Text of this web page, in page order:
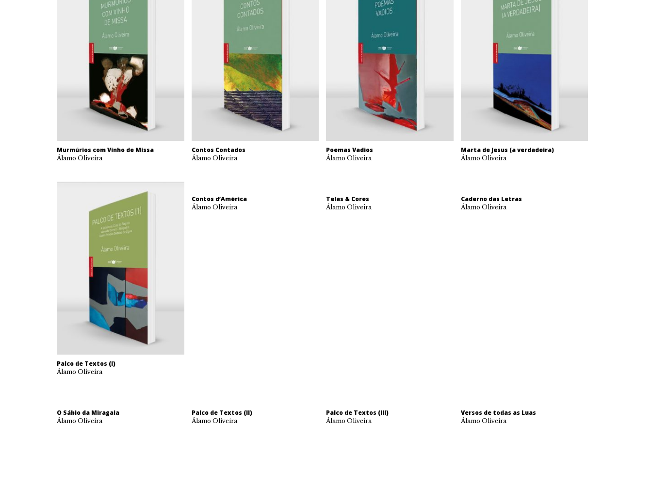
Murmúrios com Vinho de Missa
Álamo Oliveira
Contos Contados
Álamo Oliveira
Poemas Vadios
Álamo Oliveira
Marta de Jesus (a verdadeira)
Álamo Oliveira
Palco de Textos (I)
Álamo Oliveira
Contos d’América
Álamo Oliveira
Telas & Cores
Álamo Oliveira
Caderno das Letras
Álamo Oliveira
O Sábio da Miragaia
Álamo Oliveira
Palco de Textos (II)
Álamo Oliveira
Palco de Textos (III)
Álamo Oliveira
Versos de todas as Luas
Álamo Oliveira